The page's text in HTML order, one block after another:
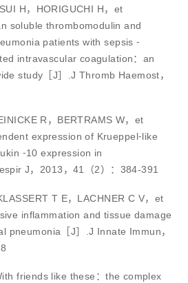
H，HORIGUCHI H，et
soluble thrombomodulin and
patients with sepsis ⁃
intravascular coagulation：an
study［J］.J Thromb Haemost，
R，BERTRAMS W，et
expression of Krueppel⁃like
⁃10 expression in
J，2013，41（2）：384-391
T E，LACHNER C V，et
inflammation and tissue damage
pneumonia［J］.J Innate Immun，
friends like these：the complex